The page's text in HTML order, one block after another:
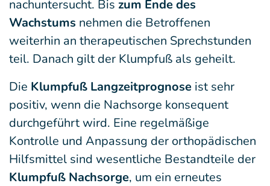
nachuntersucht. Bis zum Ende des
Wachstums nehmen die Betroffenen
weiterhin an therapeutischen Sprechstunden
teil. Danach gilt der Klumpfuß als geheilt.
Die Klumpfuß Langzeitprognose ist sehr
positiv, wenn die Nachsorge konsequent
durchgeführt wird. Eine regelmäßige
Kontrolle und Anpassung der orthopädischen
Hilfsmittel sind wesentliche Bestandteile der
Klumpfuß Nachsorge, um ein erneutes